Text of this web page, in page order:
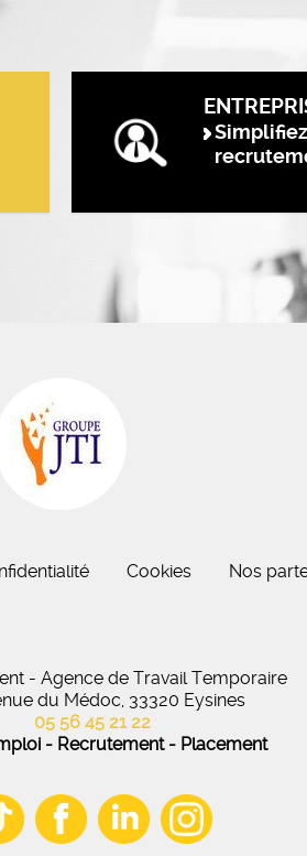
Cookies Nos
- Agence de Travail Temporaire
du Médoc, 33320 Eysines
05 56 45 21 22
- Recrutement - Placement